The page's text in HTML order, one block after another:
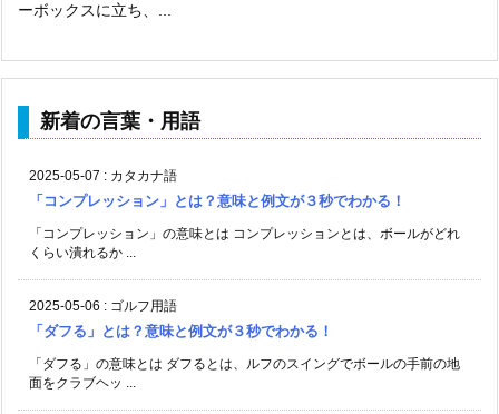
ーボックスに立ち、...
新着の言葉・用語
2025-05-07 : カタカナ語
「コンプレッション」とは？意味と例文が３秒でわかる！
「コンプレッション」の意味とは コンプレッションとは、ボールがどれ
くらい潰れるか ...
2025-05-06 : ゴルフ用語
「ダフる」とは？意味と例文が３秒でわかる！
「ダフる」の意味とは ダフるとは、ルフのスイングでボールの手前の地
面をクラブヘッ ...